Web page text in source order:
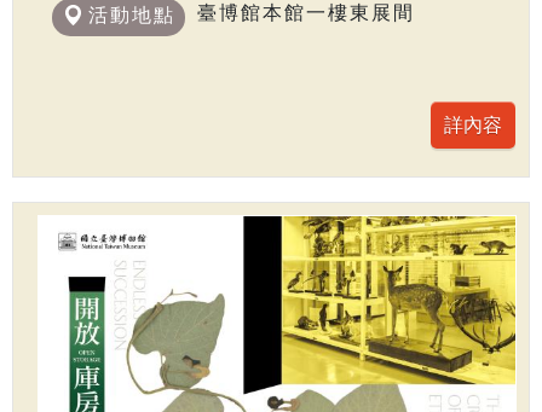
活動地點 臺博館本館一樓東展間